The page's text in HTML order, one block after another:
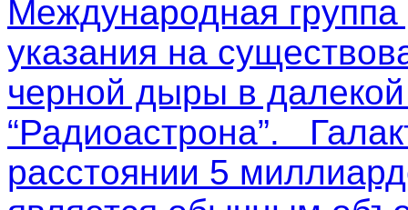
Международная
указания на
черной дыры в
“Радиоастрона”.
расстоянии 5